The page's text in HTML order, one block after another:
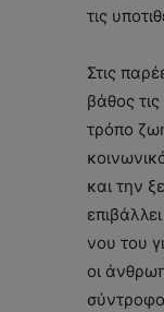
τις
Στις
βάθος
τρόπο
και την
νου του
οι